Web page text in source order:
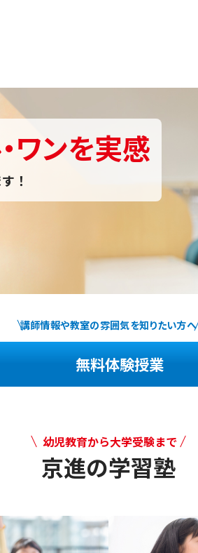
ワンを実感
！
講師情報や教室の雰囲気を知りたい方へ
無料体験授業
幼児教育から大学受験まで
京進の学習塾